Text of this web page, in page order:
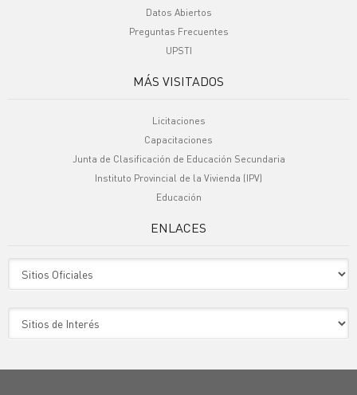
Datos Abiertos
Preguntas Frecuentes
UPSTI
MÁS VISITADOS
Licitaciones
Capacitaciones
Junta de Clasificación de Educación Secundaria
Instituto Provincial de la Vivienda (IPV)
Educación
ENLACES